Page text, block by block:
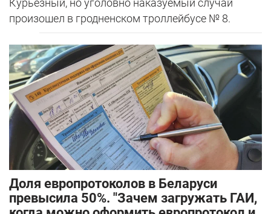
Курьезный, но уголовно наказуемый случай
произошел в гродненском троллейбусе № 8.
Доля европротоколов в Беларуси
превысила 50%. "Зачем загружать ГАИ,